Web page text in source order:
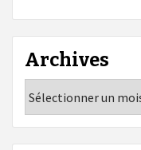
Archives